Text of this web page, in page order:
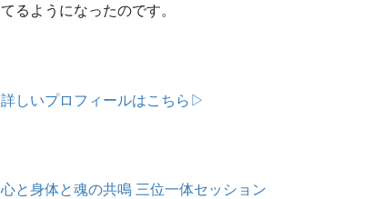
てるようになったのです。
詳しいプロフィールはこちら▷
心と身体と魂の共鳴 三位一体セッション